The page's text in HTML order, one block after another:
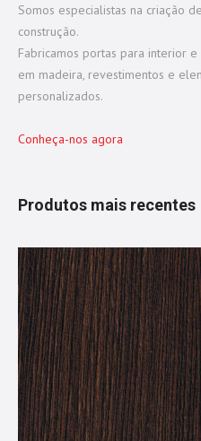
Somos especialistas na criação
construção.
Fabricamos portas para interior
em madeira, revestimentos e
personalizados.
Conheça-nos agora
Produtos mais recentes